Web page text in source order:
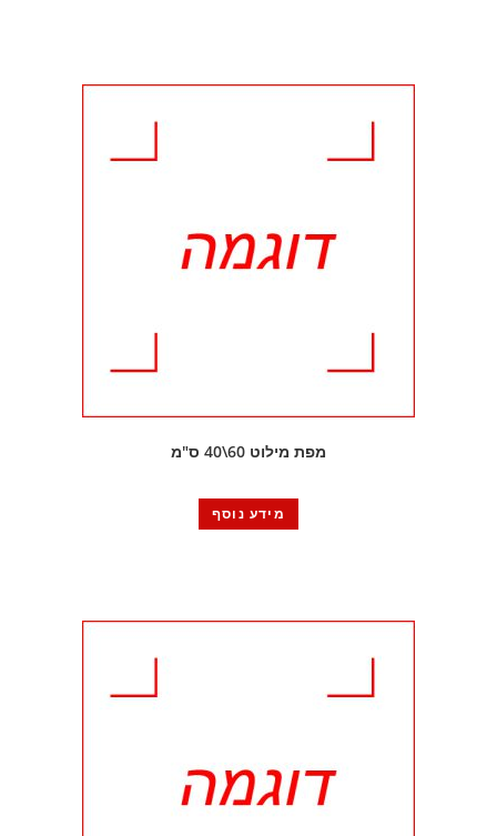
מפת מילוט 60\40 ס"מ
מידע נוסף